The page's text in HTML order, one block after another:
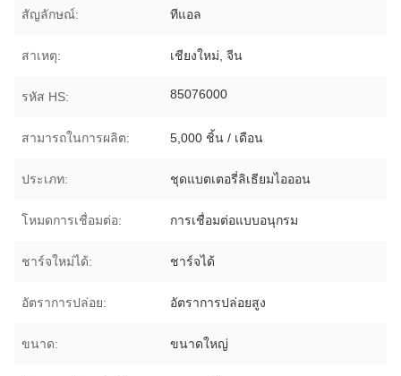
สัญลักษณ์: ทีแอล
สาเหตุ: เชียงใหม่, จีน
รหัส HS: 85076000
สามารถในการผลิต: 5,000 ชิ้น / เดือน
ประเภท: ชุดแบตเตอรี่ลิเธียมไอออน
โหมดการเชื่อมต่อ: การเชื่อมต่อแบบอนุกรม
ชาร์จใหม่ได้: ชาร์จได้
อัตราการปล่อย: อัตราการปล่อยสูง
ขนาด: ขนาดใหญ่